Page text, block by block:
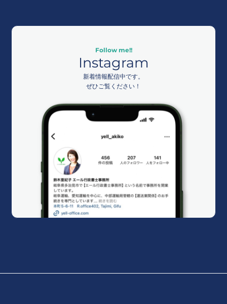
Follow me!!
Instagram
新着情報配信中です。
ぜひご覧ください！